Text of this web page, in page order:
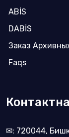
ABİS
DABİS
Заказ
Faqs
✉: 720044,